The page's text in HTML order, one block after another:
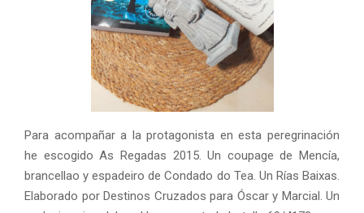
Para acompañar a la protagonista en esta peregrinación
he escogido As Regadas 2015. Un coupage de Mencía,
brancellao y espadeiro de Condado do Tea. Un Rías Baixas.
Elaborado por Destinos Cruzados para Óscar y Marcial. Un